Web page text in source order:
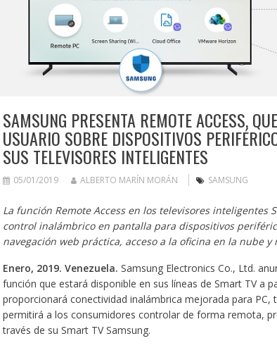
SAMSUNG PRESENTA REMOTE ACCESS,
USUARIO SOBRE DISPOSITIVOS
SUS TELEVISORES INTELIGENTES
05/01/2019 ALBERTO MARÍN MORÁN SAMSUNG
La función Remote Access en los televisores inteligentes
control inalámbrico en pantalla para dispositivos
navegación web práctica, acceso a la oficina en la nube y
Enero, 2019. Venezuela. Samsung Electronics Co., Ltd.
función que estará disponible en sus líneas de Smart TV a
proporcionará conectividad inalámbrica mejorada para
permitirá a los consumidores controlar de forma remota,
través de su Smart TV Samsung.